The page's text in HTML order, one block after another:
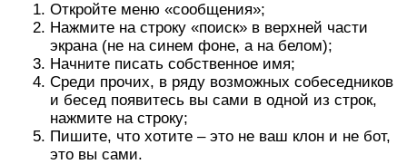
Откройте меню «сообщения»;
Нажмите на строку «поиск» в верхней части
экрана (не на синем фоне, а на белом);
Начните писать собственное имя;
Среди прочих, в ряду возможных собеседников
и бесед появитесь вы сами в одной из строк,
нажмите на строку;
Пишите, что хотите – это не ваш клон и не бот,
это вы сами.